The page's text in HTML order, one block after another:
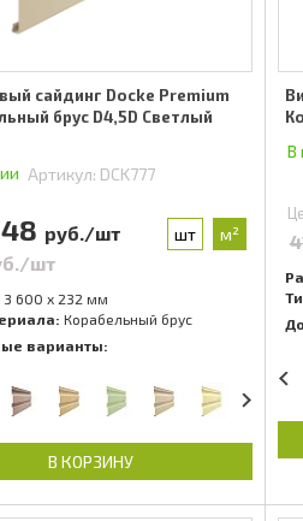
сайдинг Docke Premium
брус D4,5D Светлый
Артикул: DCK777
руб./шт шт м²
шт
3 600 x 232 мм
Корабельный брус
варианты:
В КОРЗИНУ
В